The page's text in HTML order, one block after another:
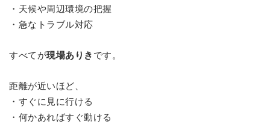
・天候や周辺環境の把握
・急なトラブル対応
すべてが現場ありき です。
距離が近いほど、
・すぐに見に行ける
・何かあればすぐ動ける